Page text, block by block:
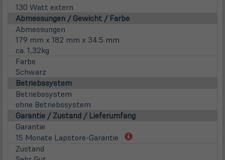
130 Watt extern
Abmessungen / Gewicht / Farbe
Abmessungen
179 mm x 182 mm x 34.5 mm
ca. 1,32kg
Farbe
Schwarz
Betriebssystem
Betriebssystem
ohne Betriebssystem
Garantie / Zustand / Lieferumfang
Garantie
15 Monate Lapstore-Garantie
(öffnet
Zustand